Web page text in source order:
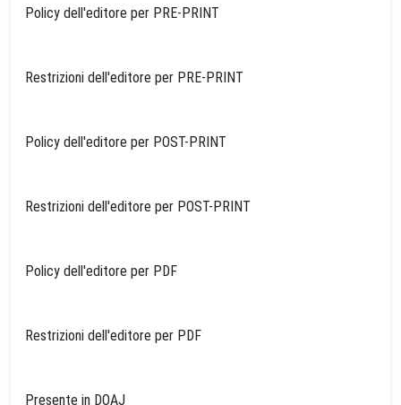
Policy dell'editore per PRE-PRINT
Restrizioni dell'editore per PRE-PRINT
Policy dell'editore per POST-PRINT
Restrizioni dell'editore per POST-PRINT
Policy dell'editore per PDF
Restrizioni dell'editore per PDF
Presente in DOAJ